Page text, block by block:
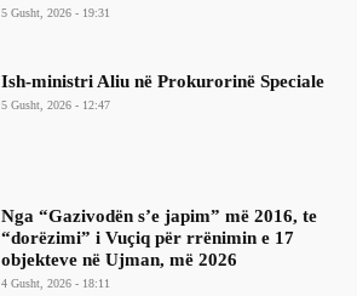
5 Gusht, 2026 - 19:31
Ish-ministri ​Aliu në Prokurorinë Speciale
5 Gusht, 2026 - 12:47
Nga “Gazivodën s’e japim” më 2016, te
“dorëzimi” i Vuçiq për rrënimin e 17
objekteve në Ujman, më 2026
4 Gusht, 2026 - 18:11